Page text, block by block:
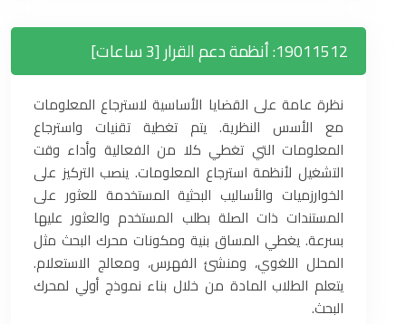
19011512: أنظمة دعم القرار [3 ساعات]
نظرة عامة على القضايا الأساسية لاسترجاع المعلومات
مع الأسس النظرية. يتم تغطية تقنيات واسترجاع
المعلومات التي تغطي كلا من الفعالية وأداء وقت
التشغيل لأنظمة استرجاع المعلومات. ينصب التركيز على
الخوارزميات والأساليب البحثية المستخدمة للعثور على
المستندات ذات الصلة بطلب المستخدم والعثور عليها
بسرعة. يغطي المساق بنية ومكونات محرك البحث مثل
المحلل اللغوي، ومنشئ الفهرس، ومعالج الاستعلام.
يتعلم الطلاب المادة من خلال بناء نموذج أولي لمحرك
البحث.